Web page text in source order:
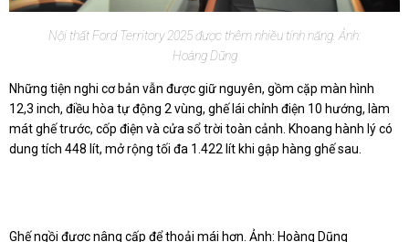
Nội thất Ford Territory 2025 được thêm nhiều tính năng. Ảnh:
Hoàng Dũng
Những tiện nghi cơ bản vẫn được giữ nguyên, gồm cặp màn hình
12,3 inch, điều hòa tự động 2 vùng, ghế lái chỉnh điện 10 hướng, làm
mát ghế trước, cốp điện và cửa sổ trời toàn cảnh. Khoang hành lý có
dung tích 448 lít, mở rộng tối đa 1.422 lít khi gập hàng ghế sau.
Ghế ngồi được nâng cấp để thoải mái hơn. Ảnh: Hoàng Dũng